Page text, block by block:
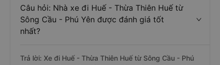
Câu hỏi: Nhà xe đi Huế - Thừa Thiên Huế từ
Sông Cầu - Phú Yên được đánh giá tốt
nhất?
Trả lời: Xe đi Huế - Thừa Thiên Huế từ Sông Cầu - Phú